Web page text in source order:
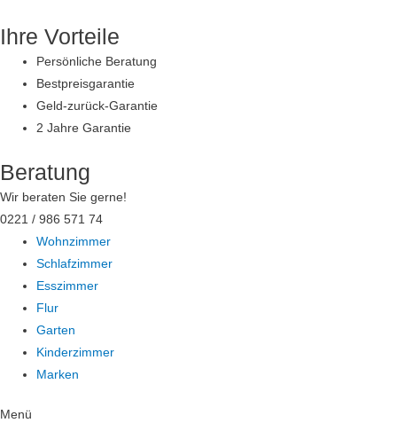
Inhalt
springen
Ihre Vorteile
Persönliche Beratung
Bestpreisgarantie
Geld-zurück-Garantie
2 Jahre Garantie
Beratung
Wir beraten Sie gerne!
0221 / 986 571 74
Wohnzimmer
Schlafzimmer
Esszimmer
Flur
Garten
Kinderzimmer
Marken
Menü